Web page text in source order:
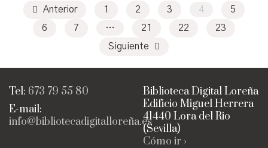
Anterior 1 2 3 4
5
6
7 … 21 22
23
Siguiente
Tel: 673 79 55 80
E-mail:
info@bibliotecadigitalloreña.es
Biblioteca Digital Loreña
Edificio Miguel Herrera
41440 Lora del Rio
(Sevilla)
Cómo ir ›